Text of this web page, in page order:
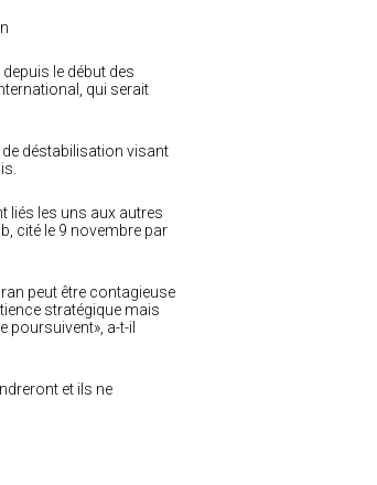
le début des
qui serait
de déstabilisation visant
liés les uns aux autres
cité le 9 novembre par
peut être contagieuse
stratégique mais
poursuivent», a-t-il
et ils ne